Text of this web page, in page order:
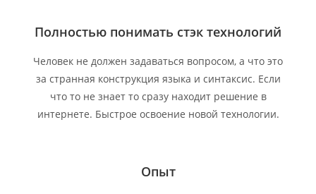
Полностью понимать стэк технологий
Человек не должен задаваться вопросом, а что это
за странная конструкция языка и синтаксис. Если
что то не знает то сразу находит решение в
интернете. Быстрое освоение новой технологии.
Опыт